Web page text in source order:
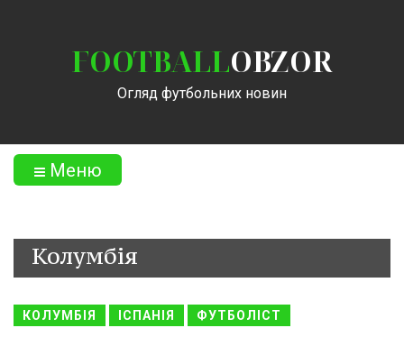
FOOTBALLOBZOR
Огляд футбольних новин
Меню
Колумбія
КОЛУМБІЯ ІСПАНІЯ ФУТБОЛІСТ